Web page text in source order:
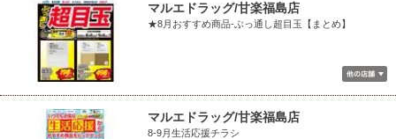
マルエドラッグ/甘楽福島店
★8月おすすめ商品-ぶっ通し超目玉【まとめ】
マルエドラッグ/甘楽福島店
8-9月生活応援チラシ